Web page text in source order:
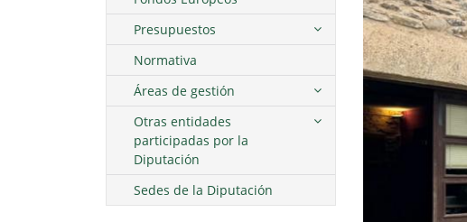
Presupuestos
Normativa
Áreas de gestión
Otras entidades
participadas por la
Diputación
Sedes de la Diputación